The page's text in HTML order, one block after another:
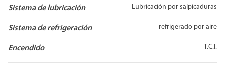
Sistema de lubricación Lubricación por salpicaduras
Sistema de refrigeración refrigerado por aire
Encendido T.C.I.